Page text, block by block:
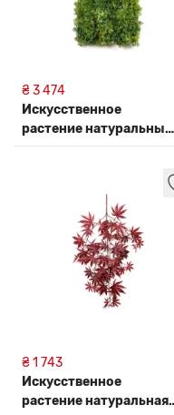
₴ 3 474
Искусственное
растение натуральный
МОХ 5961FR
₴ 1 743
Искусственное
растение натуральная